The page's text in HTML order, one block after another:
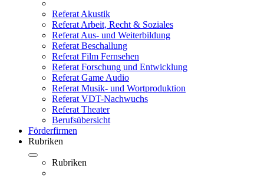
Referat Akustik
Referat Arbeit, Recht & Soziales
Referat Aus- und Weiterbildung
Referat Beschallung
Referat Film Fernsehen
Referat Forschung und Entwicklung
Referat Game Audio
Referat Musik- und Wortproduktion
Referat VDT-Nachwuchs
Referat Theater
Berufsübersicht
Förderfirmen
Rubriken
Rubriken